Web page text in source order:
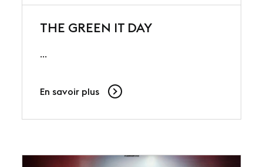
THE GREEN IT DAY
...
En savoir plus